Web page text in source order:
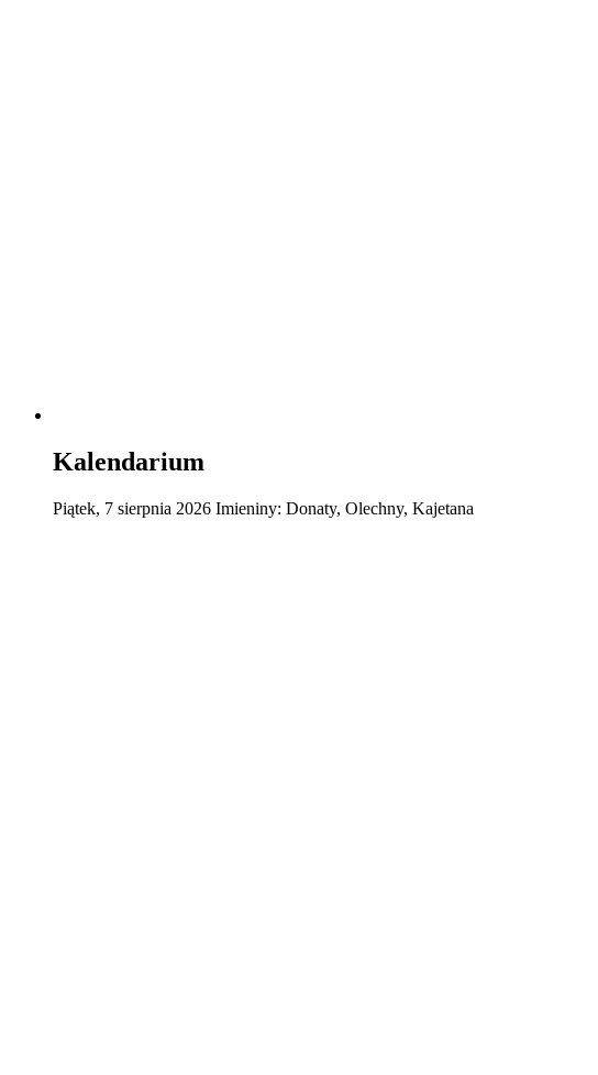
Kalendarium
Piątek, 7 sierpnia 2026 Imieniny: Donaty, Olechny, Kajetana